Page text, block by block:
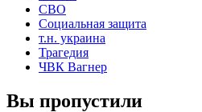
СВО
Социальная защита
т.н. украина
Трагедия
ЧВК Вагнер
Вы пропустили